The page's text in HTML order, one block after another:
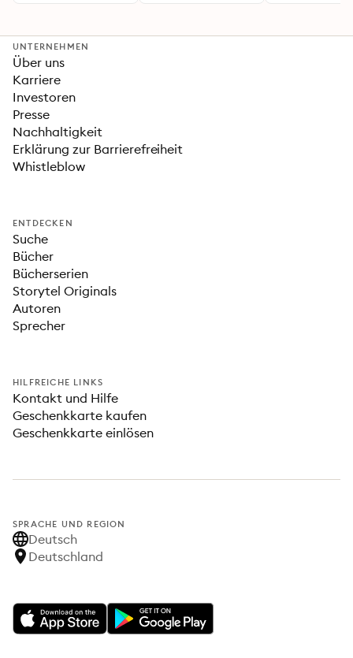
UNTERNEHMEN
Über uns
Karriere
Investoren
Presse
Nachhaltigkeit
Erklärung zur Barrierefreiheit
Whistleblow
ENTDECKEN
Suche
Bücher
Bücherserien
Storytel Originals
Autoren
Sprecher
HILFREICHE LINKS
Kontakt und Hilfe
Geschenkkarte kaufen
Geschenkkarte einlösen
SPRACHE UND REGION
Deutsch
Deutschland